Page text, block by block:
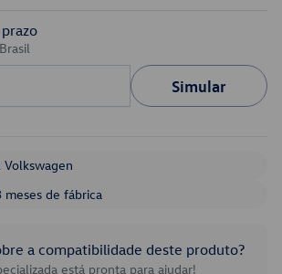
Simular
Volkswagen
meses de fábrica
a compatibilidade deste produto?
está pronta para ajudar!